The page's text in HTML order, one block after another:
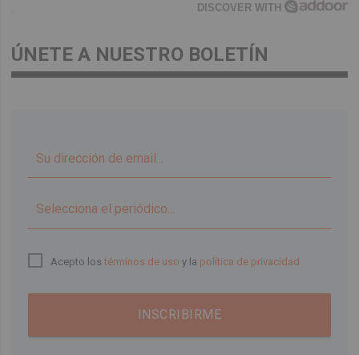
DISCOVER WITH
ÚNETE A NUESTRO BOLETÍN
Acepto lostérminos de uso y la política de privacidad
INSCRIBIRME